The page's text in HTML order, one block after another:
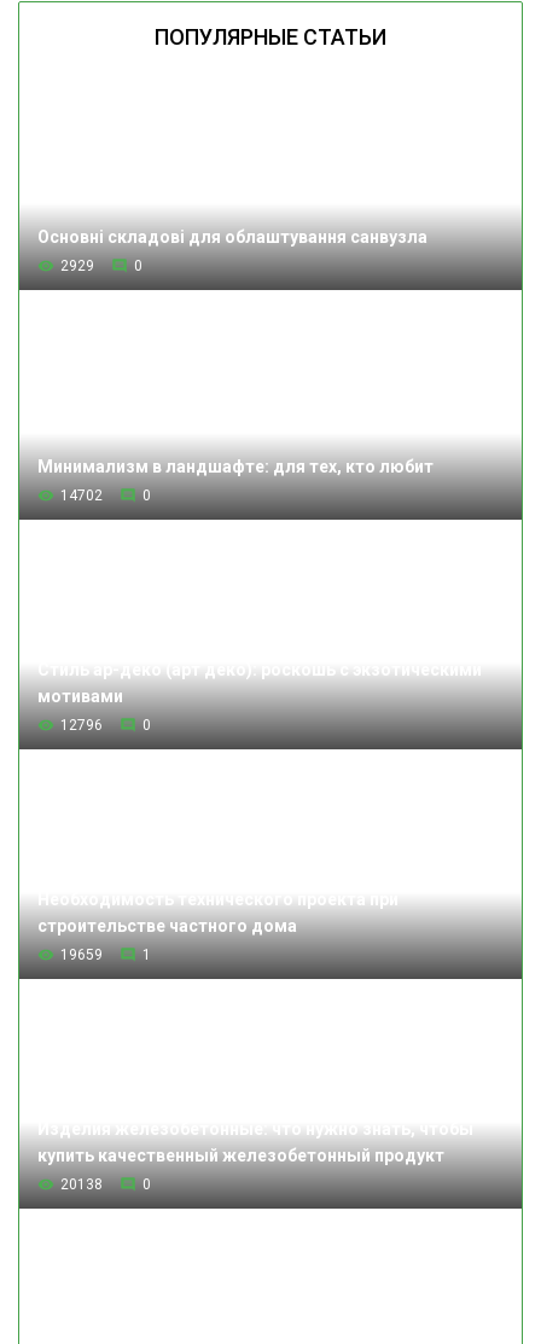
ПОПУЛЯРНЫЕ СТАТЬИ
Основні складові для облаштування санвузла
2929 0
Минимализм в ландшафте: для тех, кто любит
14702 0
мотивами
12796 0
строительстве частного дома
19659 1
купить качественный железобетонный продукт
20138 0